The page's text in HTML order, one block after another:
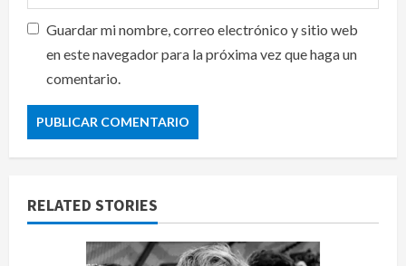
Guardar mi nombre, correo electrónico y sitio web
en este navegador para la próxima vez que haga un
comentario.
RELATED STORIES